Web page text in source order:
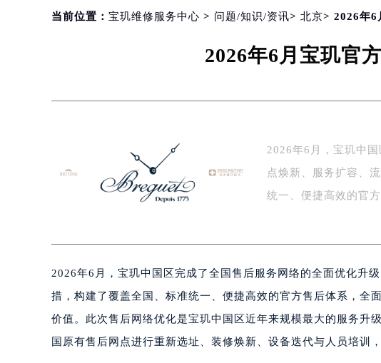
北京市东城区东长安街1号东方广场写字楼W3座
上海市徐汇区虹桥路3号港汇中心写字楼2座37层
扬州市邗江区国展路29号星耀天地写字楼1号楼
盐城市盐都区世纪大道5号盐城金融城写字楼1号
泰州市海陵区永定东路399号置地商务中心东塔
绍兴市越城区胜利东路379号世茂天际中心写字
嘉兴市南湖区广益路705号嘉兴世界贸易中心写
南昌市红谷滩新区红谷中大道998号绿地双子塔
济南市历下区经十路11111号华润中心写字楼（
当前位置： 宝玑维修服务中心 > 问题/知识/资讯> 北京> 2026年6
2026年6月宝玑官
2026年6月，宝玑中
点焕新、服务扩容、
统一、便捷高效的官
2026年6月，宝玑中国区完成了全国售后服务网络的全面优化升
措，构建了覆盖全国、标准统一、便捷高效的官方售后体系，全
价值。此次售后网络优化是宝玑中国区近年来规模最大的服务升
国原有售后网点进行重新选址、装修焕新、设备迭代与人员培训